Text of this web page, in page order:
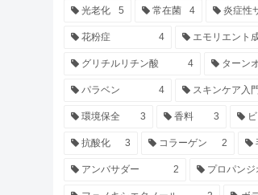
光老化 5 常在菌 4 炎症性
花粉症 4 エモリエント
グリチルリチン酸 4 ターン
パラベン 4 スキンケア入
環境保全 3 香料 3
抗酸化 3 コラーゲン 2
アンバサダー 2 プロパン